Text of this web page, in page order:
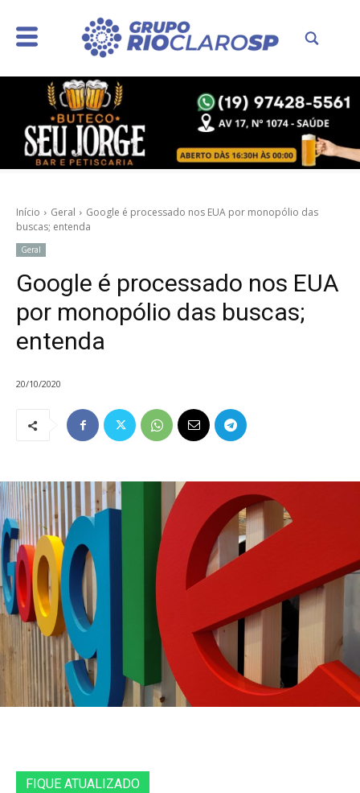
Início Geral
Google é processado nos EUA por monopólio das
buscas; entenda
Geral
Google é processado nos EUA
por monopólio das buscas;
entenda
20/10/2020
FIQUE ATUALIZADO